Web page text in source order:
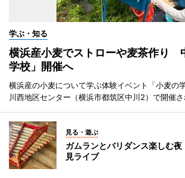
学ぶ・知る
横浜産小麦でストローや麦茶作り
学校」開催へ
横浜産の小麦について学ぶ体験イベント「小麦の
川西地区センター（横浜市都筑区中川2）で開催さ
見る・遊ぶ
ガムランとバリダンス楽しむ
見ライブ